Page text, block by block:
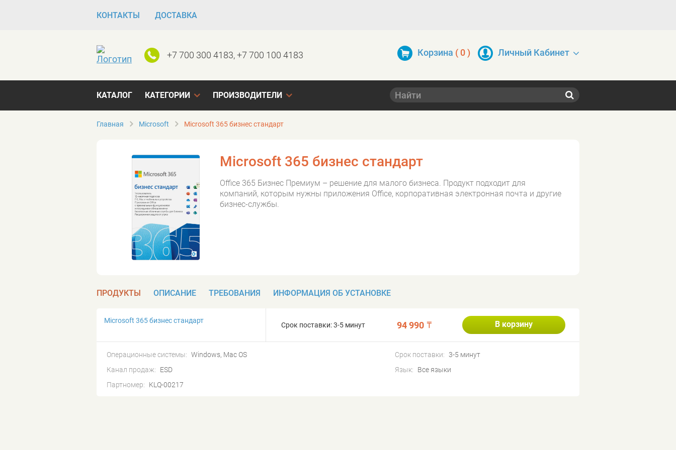
КОНТАКТЫ ДОСТАВКА
+7 700 300 4183, +7 700 100 4183 Личный Кабинет
Корзина ( 0)
КАТАЛОГ КАТЕГОРИИ ПРОИЗВОДИТЕЛИ
Главная Microsoft Microsoft 365 бизнес стандарт
Microsoft 365 бизнес стандарт
Office 365 Бизнес Премиум – решение для малого бизнеса. Продукт подходит для
компаний, которым нужны приложения Office, корпоративная электронная почта и другие
бизнес-службы.
ПРОДУКТЫ ОПИСАНИЕ ТРЕБОВАНИЯ ИНФОРМАЦИЯ ОБ УСТАНОВКЕ
Microsoft 365 бизнес стандарт
Срок поставки:3-5 минут 94 990 В корзину
Операционные системы: Windows, Mac OS Срок поставки: 3-5 минут
Канал продаж:
ESD Язык:
Все языки
Партномер:
KLQ-00217